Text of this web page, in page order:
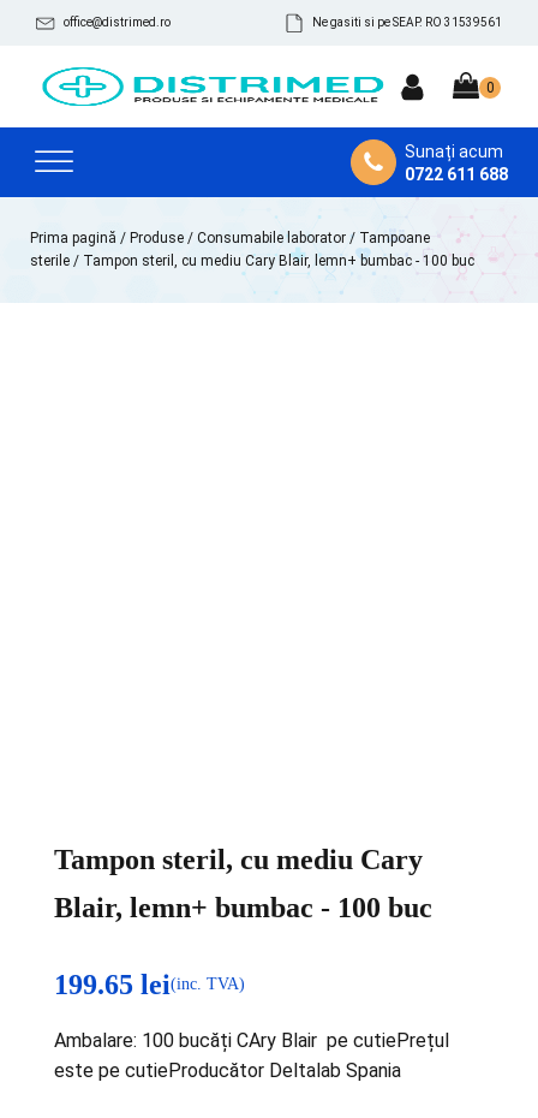
office@distrimed.ro Ne gasiti si pe SEAP. RO 31539561
Sunați acum
0722 611 688
Prima pagină / Produse / Consumabile laborator / Tampoane
sterile / Tampon steril, cu mediu Cary Blair, lemn+ bumbac - 100 buc
Tampon steril, cu mediu Cary
Blair, lemn+ bumbac - 100 buc
199.65 lei(inc. TVA)
Ambalare: 100 bucăți CAry Blair pe cutiePrețul
este pe cutieProducător Deltalab Spania